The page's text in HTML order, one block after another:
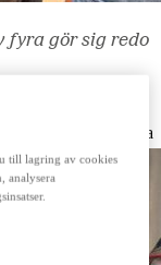
Fungerar lika bra
fyra gör sig redo
till lagring av cookies
analysera